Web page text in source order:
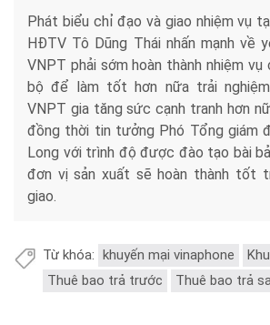
Phát biểu chỉ đạo và giao nhiệm vụ
HĐTV Tô Dũng Thái nhấn mạnh về
VNPT phải sớm hoàn thành nhiệm vụ
bộ để làm tốt hơn nữa trải
VNPT gia tăng sức cạnh tranh hơn
đồng thời tin tưởng Phó Tổng giám
Long với trình độ được đào tạo bài
đơn vị sản xuất sẽ hoàn thành tốt
giao.
Từ khóa: khuyến mại vinaphone
Thuê bao trả trước
Thuê bao trả